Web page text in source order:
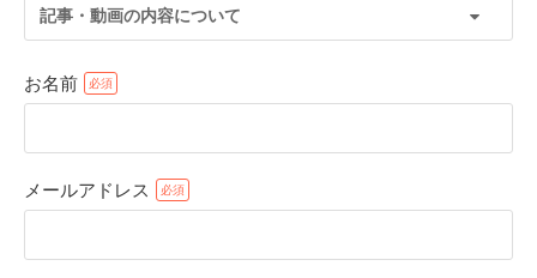
記事・動画の内容について
お名前
メールアドレス